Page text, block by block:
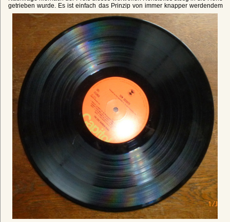
getrieben wurde. Es ist einfach das Prinzip von immer knapper werdendem